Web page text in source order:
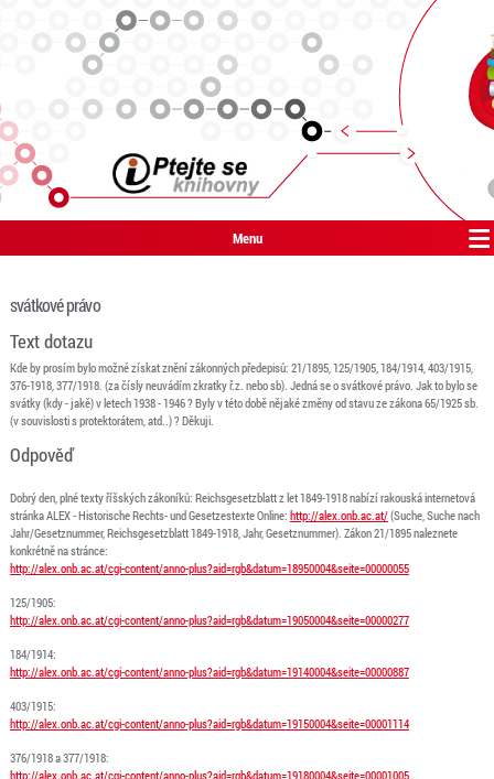
Menu
svátkové právo
Text dotazu
Kde by prosím bylo možné získat znění zákonných předepisů: 21/1895, 125/1905, 184/1914, 403/1915,
376-1918, 377/1918. (za čísly neuvádím zkratky ř.z. nebo sb). Jedná se o svátkové právo. Jak to bylo se
svátky (kdy - jakě) v letech 1938 - 1946 ? Byly v této době nějaké změny od stavu ze zákona 65/1925 sb.
(v souvislosti s protektorátem, atd..) ? Děkuji.
Odpověď
Dobrý den, plné texty říšských zákoníků: Reichsgesetzblatt z let 1849-1918 nabízí rakouská internetová
stránka ALEX - Historische Rechts- und Gesetzestexte Online: http://alex.onb.ac.at/(Suche, Suche nach
Jahr/Gesetznummer, Reichsgesetzblatt 1849-1918, Jahr, Gesetznummer). Zákon 21/1895 naleznete
konkrétně na stránce:
http://alex.onb.ac.at/cgi-content/anno-plus?aid=rgb&datum=18950004&seite=00000055
125/1905:
http://alex.onb.ac.at/cgi-content/anno-plus?aid=rgb&datum=19050004&seite=00000277
184/1914:
http://alex.onb.ac.at/cgi-content/anno-plus?aid=rgb&datum=19140004&seite=00000887
403/1915:
http://alex.onb.ac.at/cgi-content/anno-plus?aid=rgb&datum=19150004&seite=00001114
376/1918 a 377/1918:
http://alex.onb.ac.at/cgi-content/anno-plus?aid=rgb&datum=19180004&seite=00001005